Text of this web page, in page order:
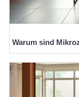
Warum sind